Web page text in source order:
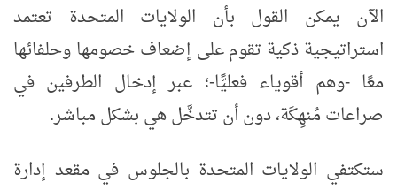
الآن يمكن القول بأن الولايات المتحدة تعتمد
استراتيجية ذكية تقوم على إضعاف خصومها وحلفائها
معًا -وهم أقوياء فعليًّا-؛ عبر إدخال الطرفين في
صراعات مُنهِكَة، دون أن تتدخَّل هي بشكل مباشر.
ستكتفي الولايات المتحدة بالجلوس في مقعد إدارة